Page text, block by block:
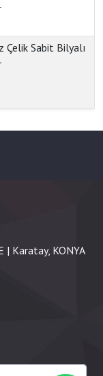
Çelik Sabit Bilyalı
| Karatay, KONYA